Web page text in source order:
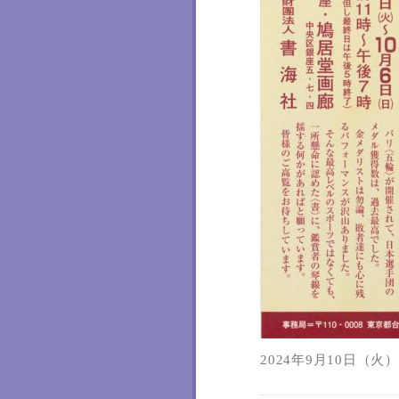
2024年9月10日（火